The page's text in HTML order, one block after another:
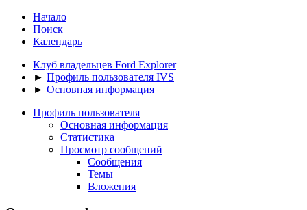
Начало
Поиск
Календарь
Клуб владельцев Ford Explorer
► Профиль пользователя IVS
► Основная информация
Профиль пользователя
Основная информация
Статистика
Просмотр сообщений
Сообщения
Темы
Вложения